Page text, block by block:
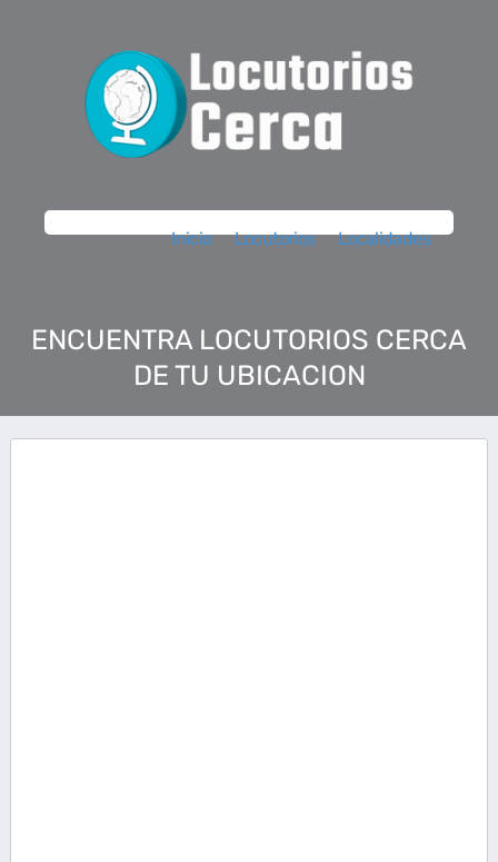
Inicio Locutorios Localidades
ENCUENTRA LOCUTORIOS CERCA
DE TU UBICACION